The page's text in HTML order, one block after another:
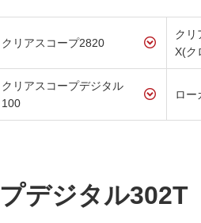
クリアスコープ2820
クリ
X(ク
クリアスコープデジタル
100
ロー
デジタル302T